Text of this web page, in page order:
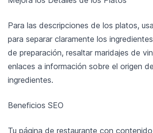
Para las descripciones de los platos,
para separar claramente los
de preparación, resaltar maridajes de
enlaces a información sobre el origen
ingredientes.
Beneficios SEO
Tu página de restaurante con